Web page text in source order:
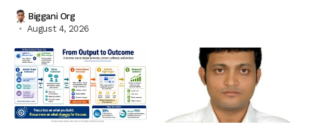
Biggani Org
August 4, 2026